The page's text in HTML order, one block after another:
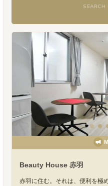
SEARCH
Beauty House 赤羽
赤羽に住む。それは、便利を極